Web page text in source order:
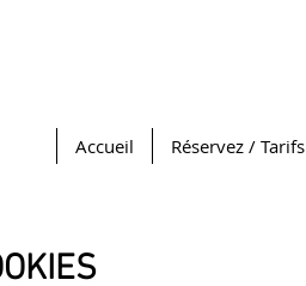
Accueil Réservez / Tarifs